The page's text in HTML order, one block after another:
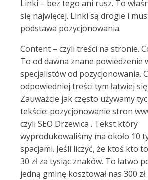
Linki – bez tego ani rusz. To
się najwięcej. Linki są drogie i
podstawa pozycjonowania.
Content – czyli treści na stronie.
To od dawna znane powiedzenie
specjalistów od pozycjonowania.
odpowiedniej treści tym łatwiej
Zauważcie jak często używamy
tekście: pozycjonowanie stron
czyli SEO Drzewica . Tekst który
wyprodukowaliśmy ma około 10
spacjami. Jeśli liczyć, że ktoś kto
30 zł za tysiąc znaków. To łatwo
jedną gminę kosztował nas 300